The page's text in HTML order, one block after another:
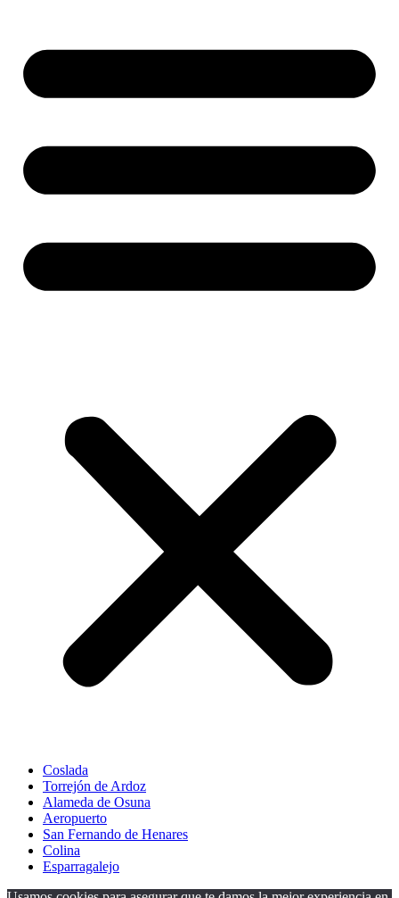
Coslada
Torrejón de Ardoz
Alameda de Osuna
Aeropuerto
San Fernando de Henares
Colina
Esparragalejo